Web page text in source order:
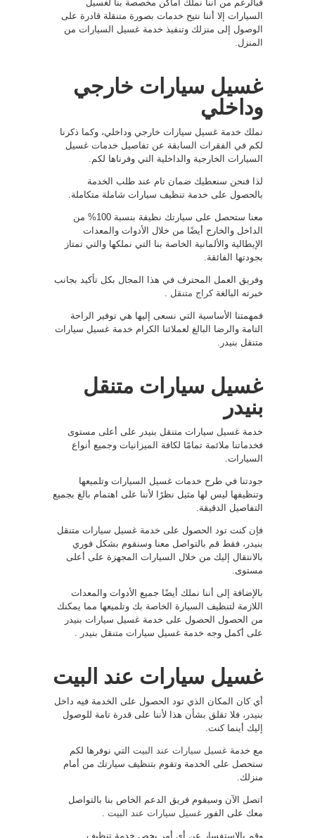
فبالرغم من أننا نملك أماكن مخصصة بنا لغسيل
السيارات إلا أننا نتيح خدمات بصورة متنقلة قادرة على
الوصول إلى منزلك وتنفيذ خدمة غسيل السيارات من
المنزل.
غسيل سيارات خارجي
وداخلي
نملك خدمة غسيل سيارات خارجي وداخلي، وكما ذكرنا
لكم في الفقرات السابقة عن تفاصيل خدمات غسيل
السيارات الخارجية والداخلية التي وفرناها لكم.
لذا فنحن سنعطيك ضمان تام عند طلب الخدمة
بالحصول على خدمة تنظيف سيارات شاملة متكاملة.
معنا ستحصل على سيارتك نظيفة بنسبة 100% من
الداخل والخارج أيضًا من خلال الأدوات والمعدات
الإيطالية والألمانية الخاصة بنا التي نملكها والتي تمتاز
بجودتها الفائقة.
وفريق العمل المحترف في هذا المجال بكل تأكيد بجانب
خبرته البالغةكراج متنقل
فمهمتنا الأساسية التي نسعى إليها هي توفير الراحة
التامة والرضا البالغ لعملائنا الكرام خدمة غسيل سيارات
متنقل بنيدر.
غسيل سيارات متنقل
بنيدر
خدمة غسيل سيارات متنقل بنيدر على أعلى مستوى
فخدماتنا ملائمة تمامًا لكافة الميزانيات وجميع أنواع
السيارات.
جودتنا في طرح خدمات غسيل السيارات وتلميعها
وتنظيفها ليس لها مثيل نظرًا لأننا على اهتمام بالغ بجميع
التفاصيل الدقيقة.
فإن كنت تود الحصول على خدمة غسيل سيارات متنقل
بنيدر، فقط قم بالتواصل معنا وسنقوم بشكل فوري
بالانتقال إليك من خلال السيارات المجهزة على أعلى
مستوى.
بالإضافة إلى أننا نملك أيضًا جميع الأدوات والمعدات
اللازمة لتنظيف السيارة الخاصة بك وتلميعها مما يمكنك
من الحصول الحصول على خدمة غسيل سيارات بنيدر
على أكمل وجه خدمة غسيل سيارات متنقل بنيدر .
غسيل سيارات عند البيت
أي كان المكان الذي تود الحصول على الخدمة فيه داخل
بنيدر، فلا تقلق بشأن هذا لأننا على قدرة تامة للوصول
إليك أينما كنت.
مع خدمة غسيل سيارات عند البيت التي نوفرها لكم
ستحصل على الخدمة وتقوم بتنظيف سيارتك من أمام
منزلك.
اتصل الآن وسيقوم فريق الدعم الخاص بنا بالتواصل
معك على الفور غسيل سيارات عند البيت
وقم بالاستفسار عن أي أمر يخص خدمة تنظيف